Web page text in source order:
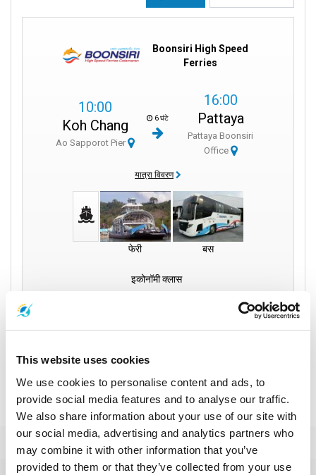
This website uses cookies
We use cookies to personalise content and ads, to
provide social media features and to analyse our traffic.
We also share information about your use of our site with
our social media, advertising and analytics partners who
may combine it with other information that you’ve
provided to them or that they’ve collected from your use
Boonsiri High Speed
Ferries
10:00
Koh Chang
Ao Sapporot Pier
6 घंटे
16:00
Pattaya
Pattaya Boonsiri
Office
यात्रा विवरण
फेरी बस
इकोनॉमी क्लास
Book